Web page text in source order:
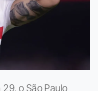
o São Paulo